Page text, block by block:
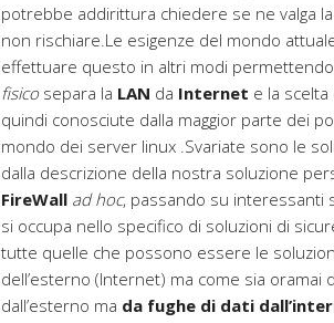
potrebbe addirittura chiedere se ne valga
non rischiare.Le esigenze del mondo
effettuare questo in altri modi
fisico separa la LAN da Internet e la scelta
quindi conosciute dalla maggior parte dei
mondo dei server linux .Svariate sono le
dalla descrizione della nostra soluzione
FireWall ad hoc, passando su interessanti
si occupa nello specifico di soluzioni di
tutte quelle che possono essere le
dell’esterno (Internet) ma come sia
dall’esterno ma da fughe di dati